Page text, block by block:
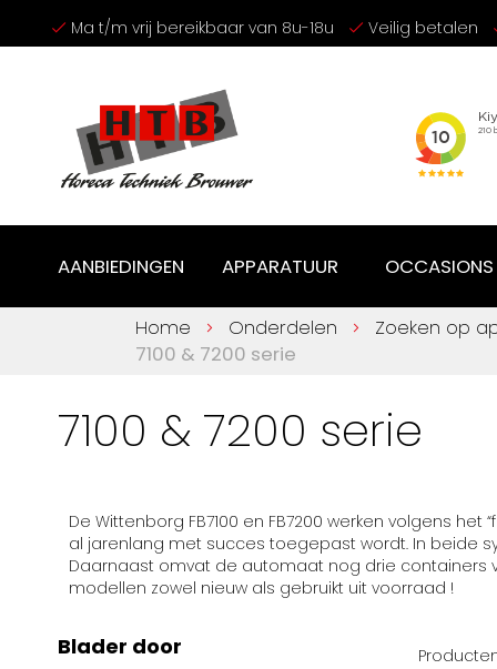
Ga
naar
Ma t/m vrij bereikbaar van 8u-18u Veilig betalen
AANBIEDINGEN APPARATUUR OCCASIONS
Home Onderdelen
Zoeken op
7100 & 7200 serie
7100 & 7200 serie
De Wittenborg FB7100 en FB7200 werken volgens
al jarenlang met succes toegepast wordt. In beide
Daarnaast omvat de automaat nog drie containers
modellen zowel nieuw als gebruikt uit voorraad !
Blader door